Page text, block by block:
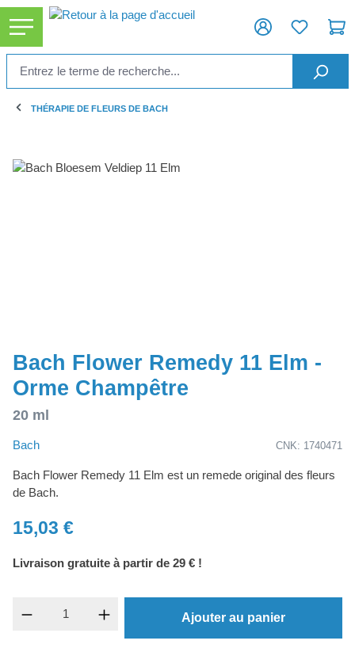
principal
THÉRAPIE DE FLEURS DE BACH
Ignorer la galerie d'images
Bach Flower Remedy 11 Elm -
Orme Champêtre
20 ml
Bach CNK: 1740471
Bach Flower Remedy 11 Elm est un remede original des fleurs
de Bach.
15,03 €
Livraison gratuite à partir de 29 € !
Quantité de produit : Entrez la quantité
Ajouter au panier